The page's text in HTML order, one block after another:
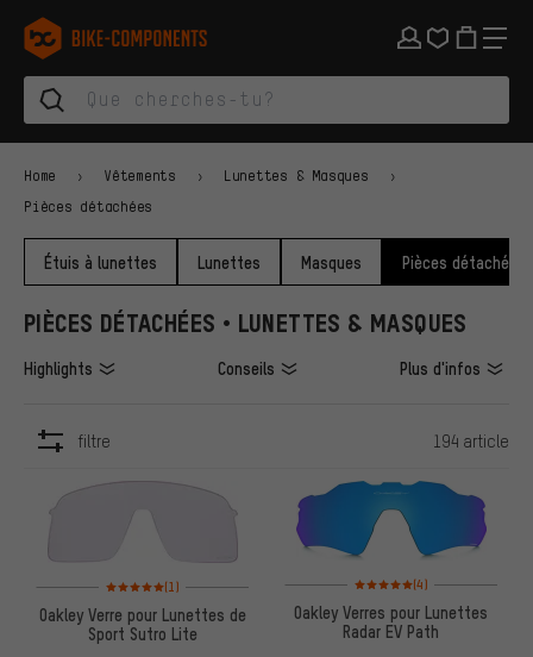
Aller à la navigation principale
Aller à la navigation des catégories
Aller au contenu
Aller aux marques et à la newsletter
Aller au pied de page
bike-components.de Page d'accueil
Home Vêtements Lunettes & Masques
Pièces détachées
Étuis à lunettes Lunettes Masques Pièces détachées
PIÈCES DÉTACHÉES • LUNETTES & MASQUES
Highlights Conseils Plus d'infos
filtre 194 article
ARTICLES
Note moyenne : 5 sur 5 d'après 1 avis
(1)
Oakley Verre pour Lunettes de
Sport Sutro Lite
Note moyenne : 5 sur 5
(4)
Oakley Verres pour Lunettes
Radar EV Path